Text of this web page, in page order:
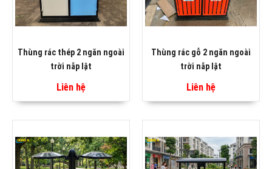
Thùng rác thép 2 ngăn ngoài
trời nắp lật
Liên hệ
Thùng rác gỗ 2 ngăn ngoài
trời nắp lật
Liên hệ